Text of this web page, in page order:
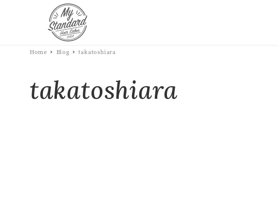
Home Blog takatoshiara
takatoshiara